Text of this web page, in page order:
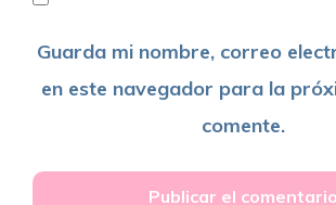
Guarda mi nombre, correo
en este navegador para la
comente.